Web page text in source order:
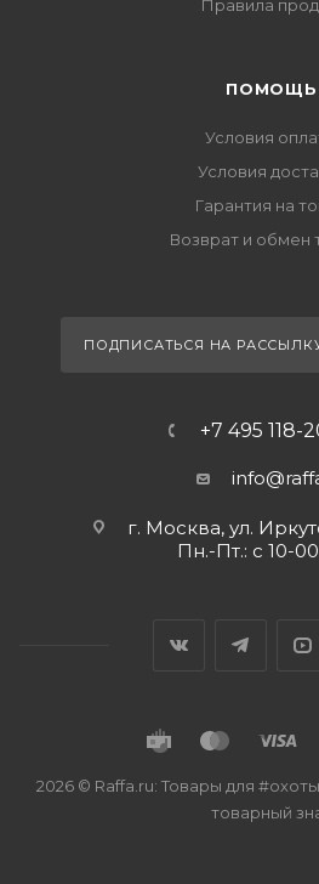
Правила
ПОМОЩЬ
Условия
Условия
Гарантия на
Возврат и обмен
ПОДПИСАТЬСЯ НА
+7 495 118-
г. Москва, ул.
Пн.-Пт.: с 10-
2026 © Raffa.ru: Товары для
товарный